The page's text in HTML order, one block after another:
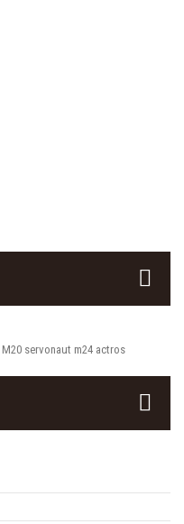
M20 servonaut m24 actros